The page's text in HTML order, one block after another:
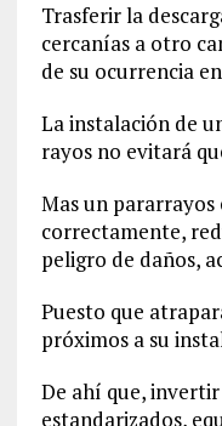
Trasferir la
cercanías a otro
de su ocurrencia
La instalación de
rayos no evitará
Mas un pararrayos
correctamente,
peligro de daños,
Puesto que
próximos a su
De ahí que,
estandarizados,